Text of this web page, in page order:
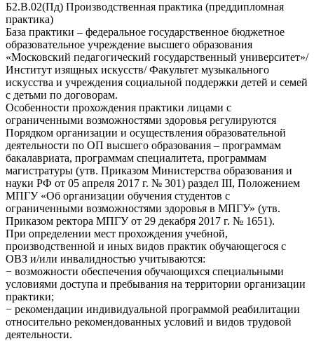
Б2.В.02(Пд) Производственная практика (преддипломная
практика)
База практики – федеральное государственное бюджетное
образовательное учреждение высшего образования
«Московский педагогический государственный университет»/
Институт изящных искусств/ Факультет музыкального
искусства и учреждения социальной поддержки детей и семей
с детьми по договорам.
Особенности прохождения практики лицами с
ограниченными возможностями здоровья регулируются
Порядком организации и осуществления образовательной
деятельности по ОП высшего образования – программам
бакалавриата, программам специалитета, программам
магистратуры (утв. Приказом Министерства образования и
науки РФ от 05 апреля 2017 г. № 301) раздел III, Положением
МПГУ «Об организации обучения студентов с
ограниченными возможностями здоровья в МПГУ» (утв.
Приказом ректора МПГУ от 29 декабря 2017 г. № 1651).
При определении мест прохождения учебной,
производственной и иных видов практик обучающегося с
ОВЗ и/или инвалидностью учитываются:
− возможности обеспечения обучающихся специальными
условиями доступа и пребывания на территории организации
практики;
− рекомендации индивидуальной программой реабилитации
относительно рекомендованных условий и видов трудовой
деятельности.